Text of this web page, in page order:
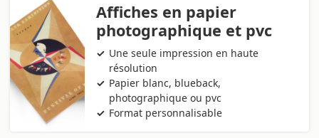
Affiches en papier
photographique et pvc
Une seule impression en haute
résolution
Papier blanc, blueback,
photographique ou pvc
Format personnalisable